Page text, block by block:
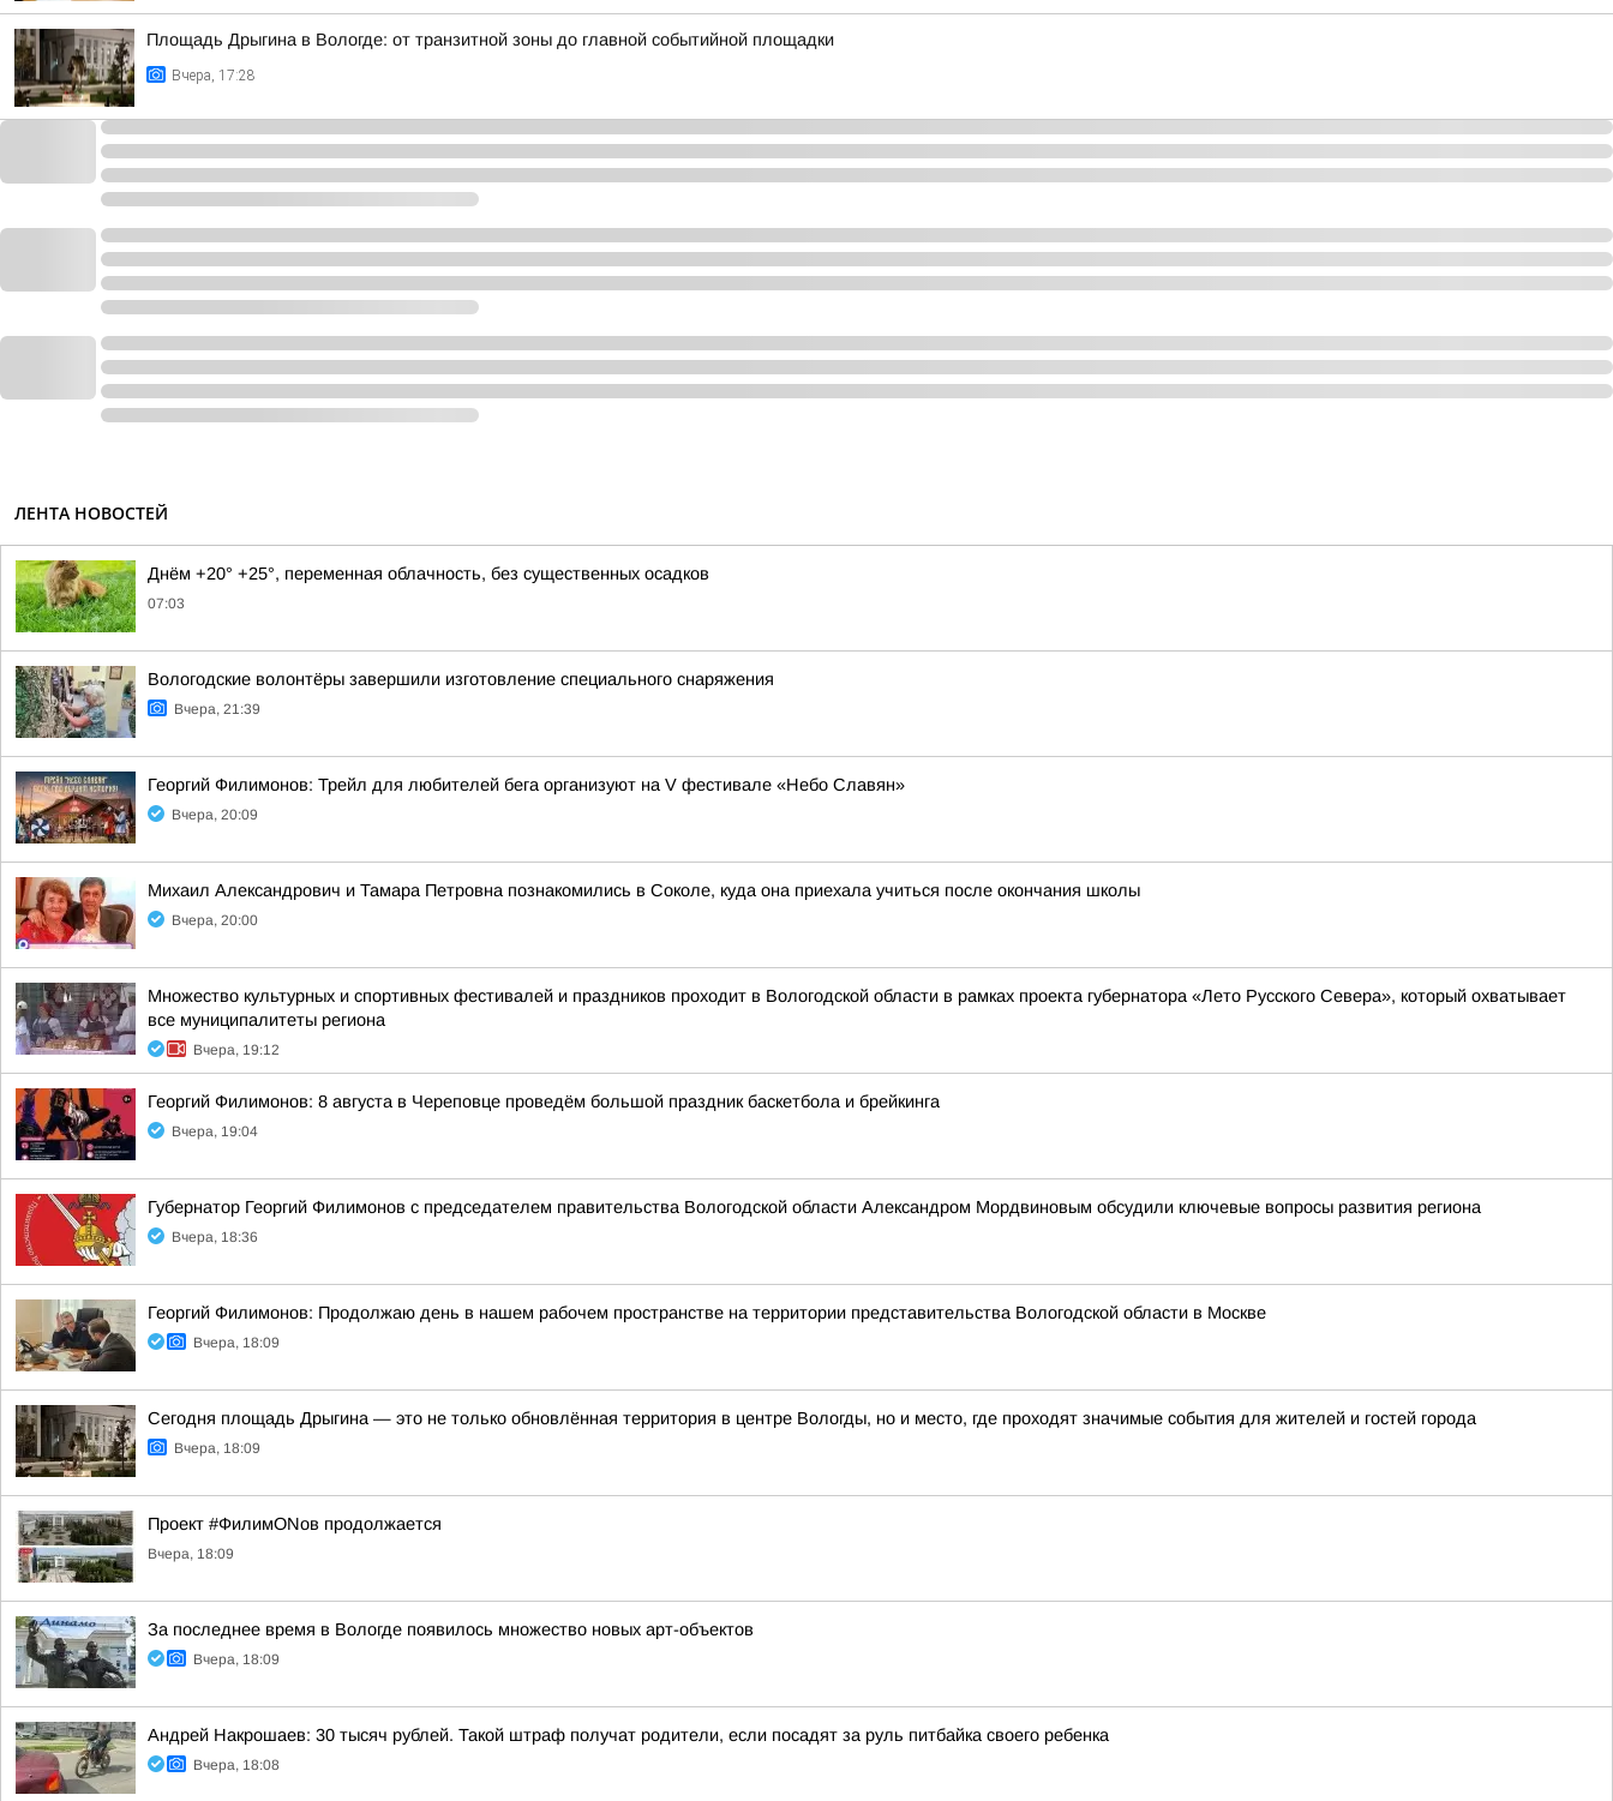
Площадь Дрыгина в Вологде: от транзитной зоны до главной событийной площадки
Вчера, 17:28
ЛЕНТА НОВОСТЕЙ
Днём +20° +25°, переменная облачность, без существенных осадков
07:03
Вологодские волонтёры завершили изготовление специального снаряжения
Вчера, 21:39
Георгий Филимонов: Трейл для любителей бега организуют на V фестивале «Небо Славян»
Вчера, 20:09
Михаил Александрович и Тамара Петровна познакомились в Соколе, куда она приехала учиться после окончания школы
Вчера, 20:00
Множество культурных и спортивных фестивалей и праздников проходит в Вологодской области в рамках проекта губернатора «Лето Русского Севера», который охватывает
все муниципалитеты региона
Вчера, 19:12
Георгий Филимонов: 8 августа в Череповце проведём большой праздник баскетбола и брейкинга
Вчера, 19:04
Губернатор Георгий Филимонов с председателем правительства Вологодской области Александром Мордвиновым обсудили ключевые вопросы развития региона
Вчера, 18:36
Георгий Филимонов: Продолжаю день в нашем рабочем пространстве на территории представительства Вологодской области в Москве
Вчера, 18:09
Сегодня площадь Дрыгина — это не только обновлённая территория в центре Вологды, но и место, где проходят значимые события для жителей и гостей города
Вчера, 18:09
Проект #ФилимONов продолжается
Вчера, 18:09
За последнее время в Вологде появилось множество новых арт-объектов
Вчера, 18:09
Андрей Накрошаев: 30 тысяч рублей. Такой штраф получат родители, если посадят за руль питбайка своего ребенка
Вчера, 18:08